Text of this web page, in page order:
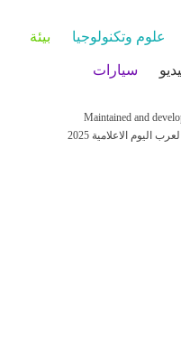
علوم وتكنولوجيا بيئة
سيارات
Maintained and